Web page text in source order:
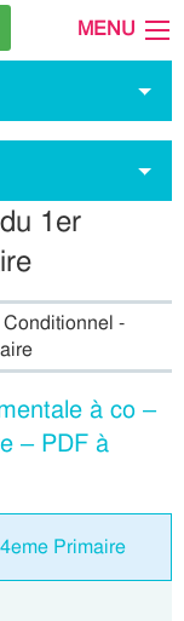
MENU
1er
-
à co –
– PDF à
Primaire